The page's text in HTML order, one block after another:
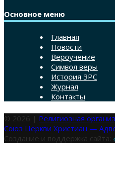
Основное меню
Главная
Новости
Вероучение
Символ веры
История ЗРС
Журнал
Контакты
© 2026 | Религиозная
Союз Церкви Христиан —
Создание и поддержка сайта: